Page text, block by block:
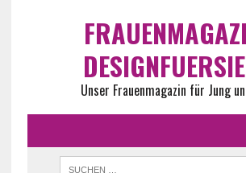
Unser Frauenmagazin für Jung